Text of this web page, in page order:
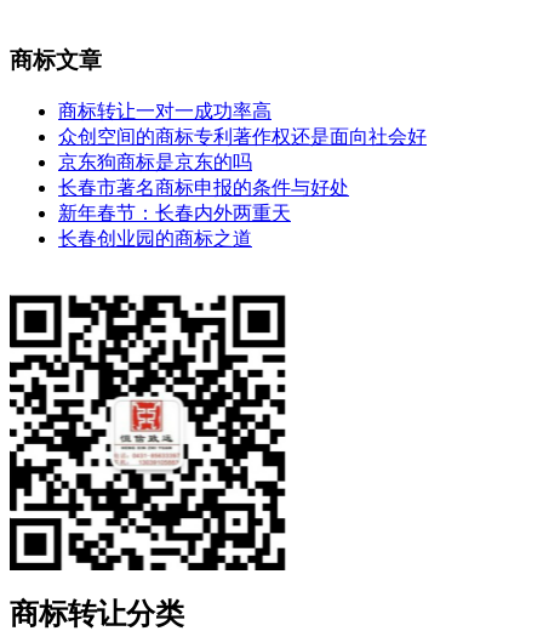
商标文章
商标转让一对一成功率高
众创空间的商标专利著作权还是面向社会好
京东狗商标是京东的吗
长春市著名商标申报的条件与好处
新年春节：长春内外两重天
长春创业园的商标之道
商标转让分类